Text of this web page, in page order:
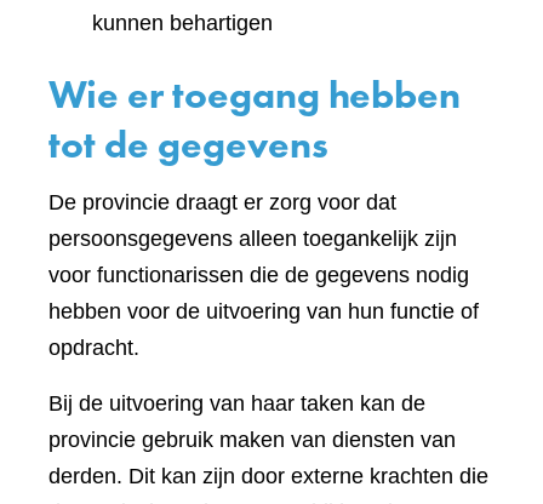
kunnen behartigen
Wie er toegang hebben
tot de gegevens
De provincie draagt er zorg voor dat
persoonsgegevens alleen toegankelijk zijn
voor functionarissen die de gegevens nodig
hebben voor de uitvoering van hun functie of
opdracht.
Bij de uitvoering van haar taken kan de
provincie gebruik maken van diensten van
derden. Dit kan zijn door externe krachten die